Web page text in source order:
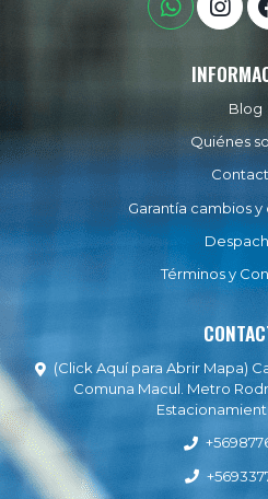
Blog
Quiénes
Garantía cambios
Términos y
(Click Aquí para Abrir Mapa)
Comuna Macul. Metro